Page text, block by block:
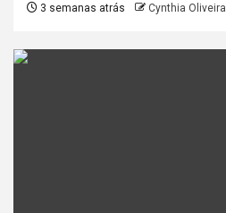
3 semanas atrás Cynthia Oliveira